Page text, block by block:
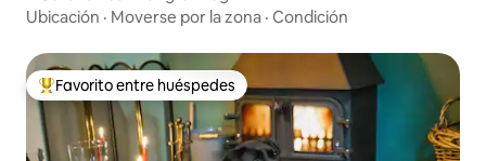
Ubicación · Moverse por la zona · Condición
Favorito entre huéspedes preferido
Favorito entre huéspedes